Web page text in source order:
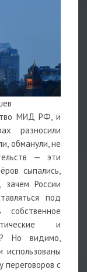
МИД РФ, и
разносили
обманули, не
— эти
сыпались,
зачем России
под
и
Но видимо,
использованы
с